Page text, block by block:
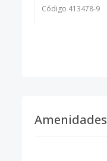
Código 413478-9
Amenidades